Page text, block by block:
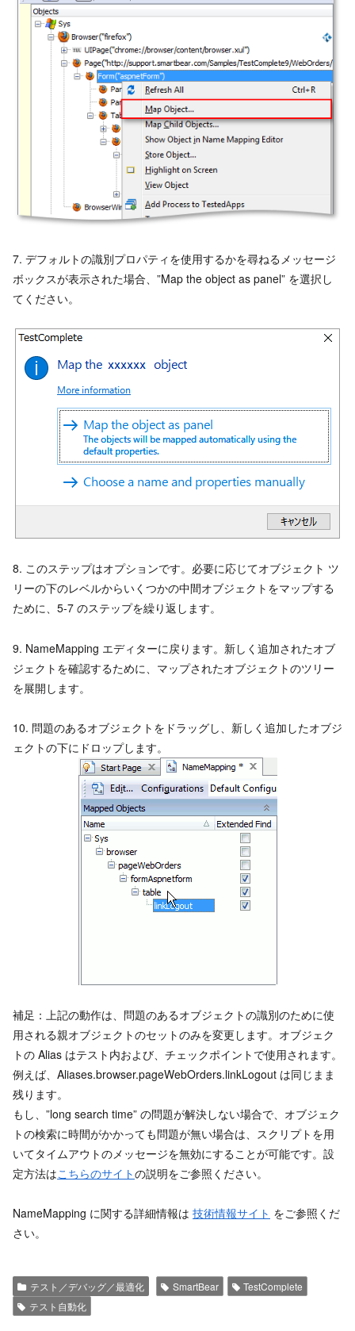
7. デフォルトの識別プロパティを使用するかを尋ねるメッセージ
ボックスが表示された場合、”Map the object as panel” を選択し
てください。
8. このステップはオプションです。必要に応じてオブジェクト ツ
リーの下のレベルからいくつかの中間オブジェクトをマップする
ために、5-7 のステップを繰り返します。
9. NameMapping エディターに戻ります。新しく追加されたオブ
ジェクトを確認するために、マップされたオブジェクトのツリー
を展開します。
10. 問題のあるオブジェクトをドラッグし、新しく追加したオブジ
ェクトの下にドロップします。
補足：上記の動作は、問題のあるオブジェクトの識別のために使
用される親オブジェクトのセットのみを変更します。オブジェク
トの Alias はテスト内および、チェックポイントで使用されます。
例えば、Aliases.browser.pageWebOrders.linkLogout は同じまま
残ります。
もし、”long search time” の問題が解決しない場合で、オブジェク
トの検索に時間がかかっても問題が無い場合は、スクリプトを用
いてタイムアウトのメッセージを無効にすることが可能です。設
定方法はこちらのサイトの説明をご参照ください。
NameMapping に関する詳細情報は 技術情報サイト をご参照くだ
さい。
テスト／デバッグ／最適化 SmartBear
TestComplete
テスト自動化